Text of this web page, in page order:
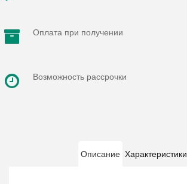
Оплата при получении
Возможность рассрочки
Описание Характеристики